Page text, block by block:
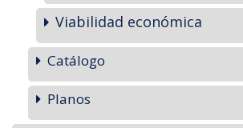
Viabilidad económica
Catálogo
Planos